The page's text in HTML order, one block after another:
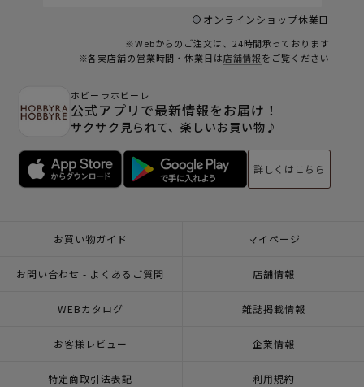
オンラインショップ休業日
※Webからのご注文は、24時間承っております
※各実店舗の営業時間・休業日は店舗情報をご覧ください
ホビーラホビーレ
公式アプリで最新情報をお届け！
サクサク見られて、楽しいお買い物♪
詳しくはこちら
お買い物ガイド マイページ
お問い合わせ - よくあるご質問 店舗情報
WEBカタログ 雑誌掲載情報
お客様レビュー 企業情報
特定商取引法表記 利用規約